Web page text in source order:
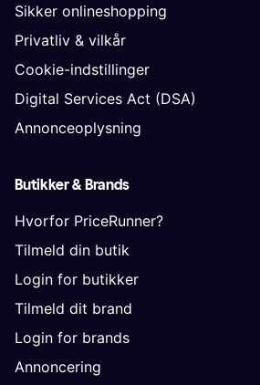
Sikker onlineshopping
Privatliv & vilkår
Cookie-indstillinger
Digital Services Act (DSA)
Annonceoplysning
Butikker & Brands
Hvorfor PriceRunner?
Tilmeld din butik
Login for butikker
Tilmeld dit brand
Login for brands
Annoncering